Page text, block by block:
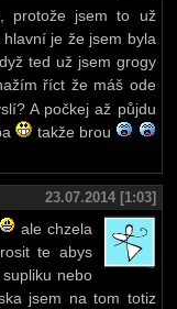
protože jsem to už
je že jsem byla
ted už jsem grogy
říct že máš ode
A počkej až půjdu
takže brou
23.07.2014 [1:03]
ale chzela
te abys
nebo
jsem na tom totiz